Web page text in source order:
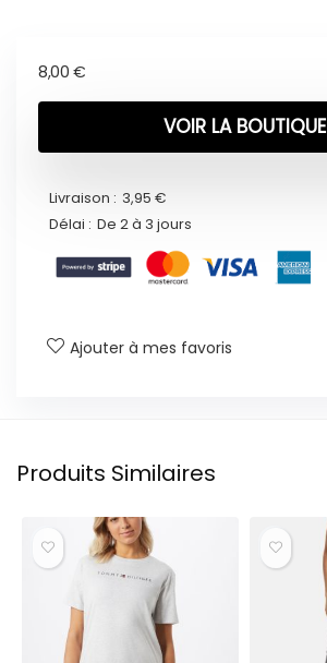
8,00 €
VOIR LA BOUTIQUE
Livraison : 3,95 €
Délai : De 2 à 3 jours
Ajouter à mes favoris
Produits Similaires